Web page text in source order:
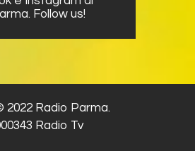
Follow us!
2022 Radio Parma.
Radio Tv